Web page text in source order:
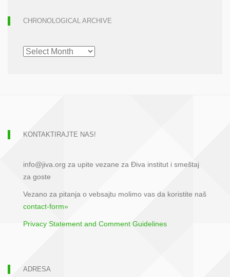
CHRONOLOGICAL ARCHIVE
CHRONOLOGICAL
ARCHIVE
KONTAKTIRAJTE NAS!
info@jiva.org za upite vezane za Điva institut i smeštaj
za goste
Vezano za pitanja o vebsajtu molimo vas da koristite naš
contact-form»
Privacy Statement and Comment Guidelines
ADRESA